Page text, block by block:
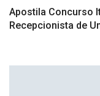
Apostila Concurso
Recepcionista de